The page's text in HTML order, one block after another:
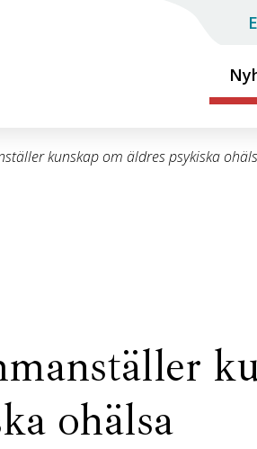
kunskap om äldres psykiska
ohälsa